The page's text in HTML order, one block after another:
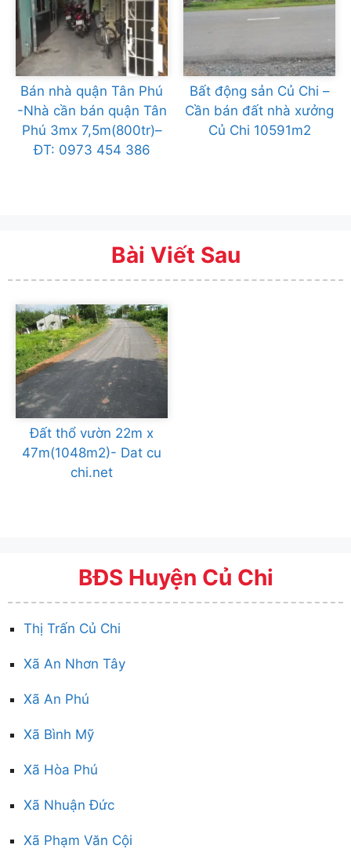
Bán nhà quận Tân Phú
-Nhà cần bán quận Tân
Phú 3mx 7,5m(800tr)–
ĐT: 0973 454 386
Bất động sản Củ Chi –
Cần bán đất nhà xưởng
Củ Chi 10591m2
Bài Viết Sau
Đất thổ vườn 22m x
47m(1048m2)- Dat cu
chi.net
BĐS Huyện Củ Chi
Thị Trấn Củ Chi
Xã An Nhơn Tây
Xã An Phú
Xã Bình Mỹ
Xã Hòa Phú
Xã Nhuận Đức
Xã Phạm Văn Cội